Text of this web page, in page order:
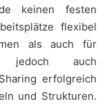
keinen festen
flexibel
als auch für
jedoch auch
erfolgreich
und Strukturen.